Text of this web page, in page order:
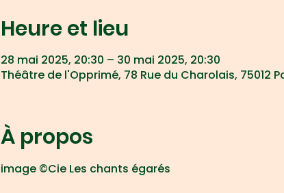
Heure et lieu
28 mai 2025, 20:30 – 30 mai 2025, 20:30
Théâtre de l'Opprimé, 78 Rue du Charolais, 75012
À propos
image ©Cie Les chants égarés